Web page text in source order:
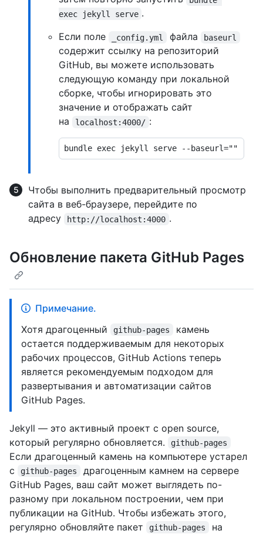
exec jekyll serve .
Если поле
_config.yml файла baseurl
содержит ссылку на репозиторий
GitHub, вы можете использовать
следующую команду при локальной
сборке, чтобы игнорировать это
значение и отображать сайт
на
localhost:4000/ :
Чтобы выполнить предварительный просмотр
сайта в веб-браузере, перейдите по
адресу
http://localhost:4000 .
Обновление пакета GitHub Pages
Примечание.
Хотя драгоценный
github-pages
камень
остается поддерживаемым для некоторых
рабочих процессов, GitHub Actions теперь
является рекомендуемым подходом для
развертывания и автоматизации сайтов
GitHub Pages.
Jekyll — это активный проект с open source,
который регулярно обновляется.
github-pages
Если драгоценный камень на компьютере устарел
с
github-pages
драгоценным камнем на сервере
GitHub Pages, ваш сайт может выглядеть по-
разному при локальном построении, чем при
публикации на GitHub. Чтобы избежать этого,
регулярно обновляйте пакет
github-pages
на